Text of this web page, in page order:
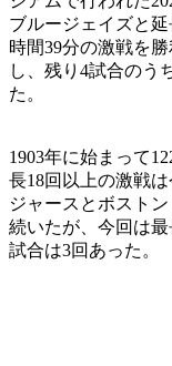
ブルージェイズと
時間39分の激戦を
し、残り4試合のう
た。
1903年に始まって
長18回以上の激戦
ジャースとボスト
続いたが、今回は
試合は3回あった。